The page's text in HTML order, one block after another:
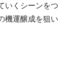
いくシーンをつ
機運醸成を狙い